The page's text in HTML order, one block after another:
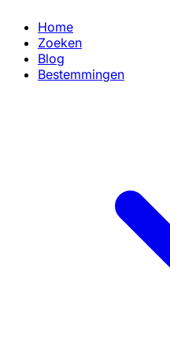
Home
Zoeken
Blog
Bestemmingen